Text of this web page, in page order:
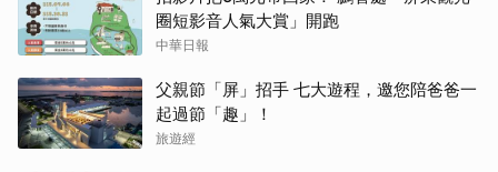
圈短影音人氣大賞」開跑
中華日報
父親節「屏」招手 七大遊程，邀您陪爸爸一
起過節「趣」！
旅遊經